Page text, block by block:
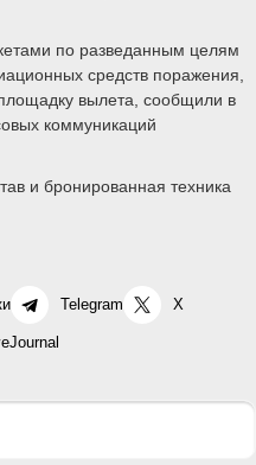
по разведанным целям
средств поражения,
вылета, сообщили в
коммуникаций
и бронированная техника
Telegram X